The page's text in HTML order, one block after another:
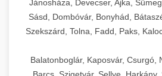
Jánosháza, Devecser, Ajka,
Sásd, Dombóvár, Bonyhád,
Szekszárd, Tolna, Fadd, Paks,
Balatonboglár, Kaposvár, Csurgó,